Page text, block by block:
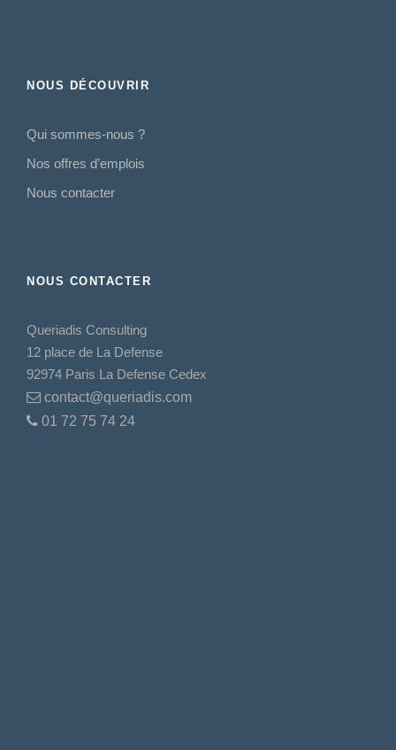
NOUS DÉCOUVRIR
Qui sommes-nous ?
Nos offres d’emplois
Nous contacter
NOUS CONTACTER
Queriadis Consulting
12 place de La Defense
92974 Paris La Defense Cedex
contact@queriadis.com
01 72 75 74 24